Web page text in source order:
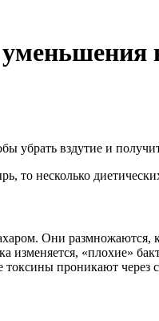
убрать вздутие и
то несколько
Они размножаются,
изменяется, «плохие»
проникают через